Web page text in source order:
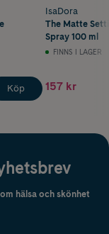
Köp
IsaDora
The Matte
Spray 100 ml
FINNS I LAGER
157 kr
hälsa och skönhet